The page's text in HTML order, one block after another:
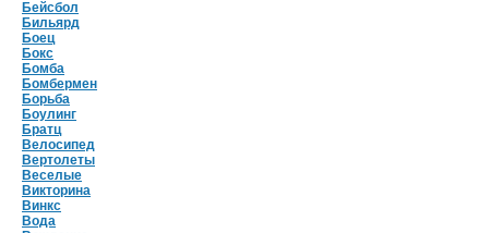
Бейсбол
Бильярд
Боец
Бокс
Бомба
Бомбермен
Борьба
Боулинг
Братц
Велосипед
Вертолеты
Веселые
Викторина
Винкс
Вода